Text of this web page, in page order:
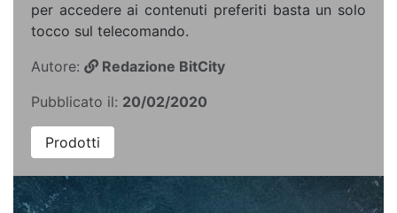
per accedere ai contenuti preferiti basta un solo
tocco sul telecomando.
Autore:
Redazione BitCity
Pubblicato il: 20/02/2020
Prodotti